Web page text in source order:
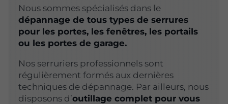
Nous sommes spécialisés dans le
dépannage de tous types de serrures
pour les portes, les fenêtres, les portails
ou les portes de garage.
Nos serruriers professionnels sont
régulièrement formés aux dernières
techniques de dépannage. Par ailleurs, nous
disposons d’outillage complet pour vous